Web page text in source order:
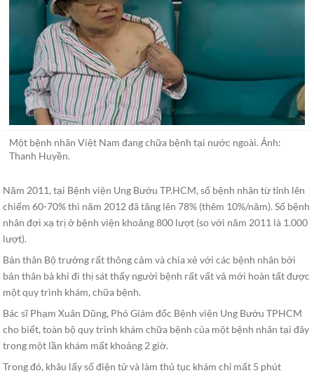
Một bệnh nhân Việt Nam đang chữa bệnh tại nước ngoài. Ảnh:
Thanh Huyền.
Năm 2011, tại Bệnh viện Ung Bướu TP.HCM, số bệnh nhân từ tỉnh lên
chiếm 60-70% thì năm 2012 đã tăng lên 78% (thêm 10%/năm). Số bệnh
nhân đợi xạ trị ở bệnh viện khoảng 800 lượt (so với năm 2011 là 1.000
lượt).
Bản thân Bộ trưởng rất thông cảm và chia xẻ với các bệnh nhân bởi
bản thân bà khi đi thị sát thấy người bệnh rất vất vả mới hoàn tất được
một quy trình khám, chữa bệnh.
Bác sĩ Phạm Xuân Dũng, Phó Giám đốc Bệnh viện Ung Bướu TPHCM
cho biết, toàn bộ quy trình khám chữa bệnh của một bệnh nhân tại đây
trong một lần khám mất khoảng 2 giờ.
Trong đó, khâu lấy số điện tử và làm thủ tục khám chỉ mất 5 phút